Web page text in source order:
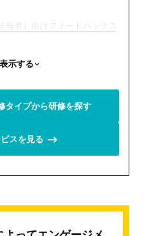
当者）向けフィードバックス
を高める職場育成へ OJTト
示する
タイプから研修を探す
スを見る